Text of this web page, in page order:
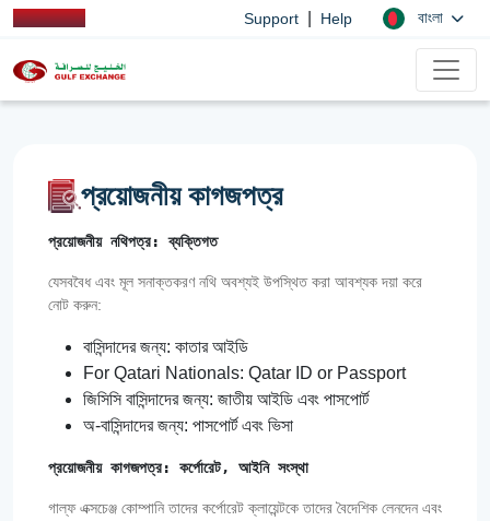
Support Help বাংলা
প্রয়োজনীয় কাগজপত্র
প্রয়োজনীয় নথিপত্র: ব্যক্তিগত
যেসববৈধ এবং মূল সনাক্তকরণ নথি অবশ্যই উপস্থিত করা আবশ্যক দয়া করে
নোট করুন:
বাসিন্দাদের জন্য: কাতার আইডি
For Qatari Nationals: Qatar ID or Passport
জিসিসি বাসিন্দাদের জন্য: জাতীয় আইডি এবং পাসপোর্ট
অ-বাসিন্দাদের জন্য: পাসপোর্ট এবং ভিসা
প্রয়োজনীয় কাগজপত্র: কর্পোরেট, আইনি সংস্থা
গাল্‌ফ এক্সচেঞ্জ কোম্পানি তাদের কর্পোরেট ক্লায়েন্টকে তাদের বৈদেশিক লেনদেন এবং